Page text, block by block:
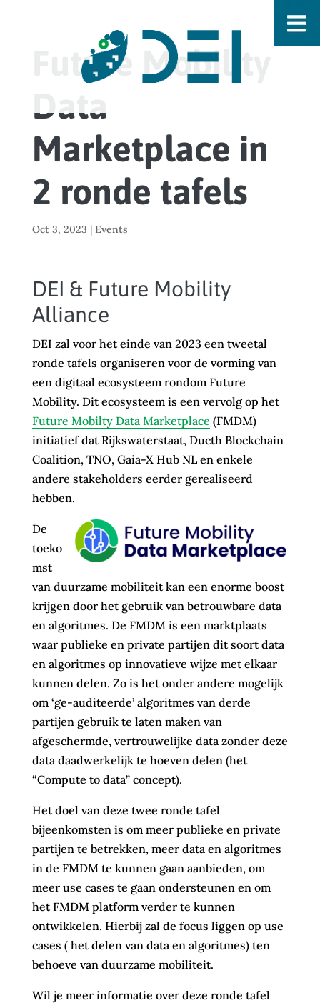
Future Mobility
Data
Marketplace in
2 ronde tafels
Oct 3, 2023 | Events
DEI & Future Mobility
Alliance
DEI zal voor het einde van 2023 een tweetal
ronde tafels organiseren voor de vorming van
een digitaal ecosysteem rondom Future
Mobility. Dit ecosysteem is een vervolg op het
Future Mobilty Data Marketplace (FMDM)
initiatief dat Rijkswaterstaat, Ducth Blockchain
Coalition, TNO, Gaia-X Hub NL en enkele
andere stakeholders eerder gerealiseerd
hebben.
De
toeko
mst
van duurzame mobiliteit kan een enorme boost
krijgen door het gebruik van betrouwbare data
en algoritmes. De FMDM is een marktplaats
waar publieke en private partijen dit soort data
en algoritmes op innovatieve wijze met elkaar
kunnen delen. Zo is het onder andere mogelijk
om ‘ge-auditeerde’ algoritmes van derde
partijen gebruik te laten maken van
afgeschermde, vertrouwelijke data zonder deze
data daadwerkelijk te hoeven delen (het
“Compute to data” concept).
Het doel van deze twee ronde tafel
bijeenkomsten is om meer publieke en private
partijen te betrekken, meer data en algoritmes
in de FMDM te kunnen gaan aanbieden, om
meer use cases te gaan ondersteunen en om
het FMDM platform verder te kunnen
ontwikkelen. Hierbij zal de focus liggen op use
cases ( het delen van data en algoritmes) ten
behoeve van duurzame mobiliteit.
Wil je meer informatie over deze ronde tafel